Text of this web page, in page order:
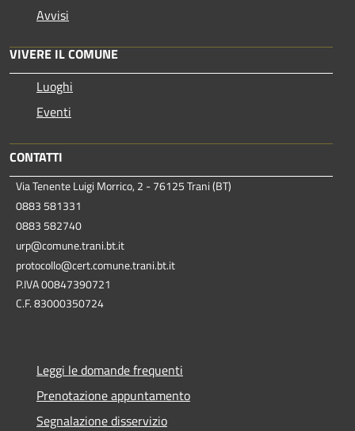
Avvisi
VIVERE IL COMUNE
Luoghi
Eventi
CONTATTI
Via Tenente Luigi Morrico, 2 - 76125 Trani (BT)
0883 581331
0883 582740
urp@comune.trani.bt.it
protocollo@cert.comune.trani.bt.it
P.IVA 00847390721
C.F. 83000350724
Leggi le domande frequenti
Prenotazione appuntamento
Segnalazione disservizio